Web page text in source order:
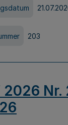
203
2026